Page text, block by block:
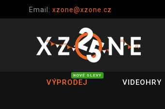
Email: xzone@xzone.cz
VÝPRODEJ
NOVÉ SLEVY
VIDEOHRY